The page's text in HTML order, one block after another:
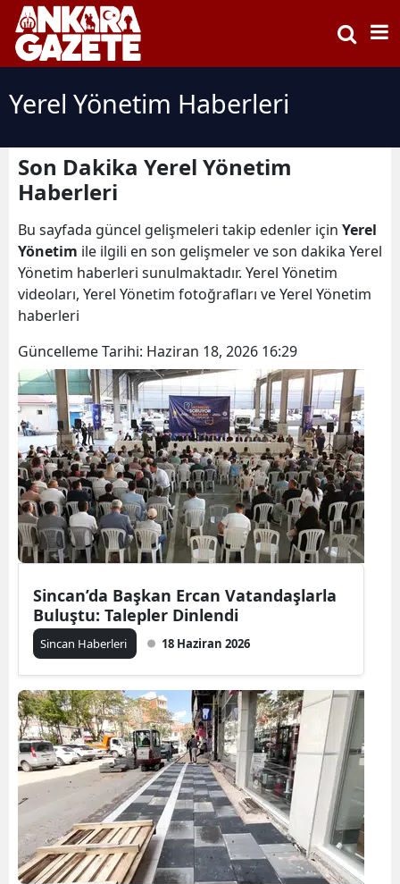
Yerel Yönetim Haberleri
Son Dakika Yerel Yönetim
Haberleri
Bu sayfada güncel gelişmeleri takip edenler için Yerel
Yönetim ile ilgili en son gelişmeler ve son dakika Yerel
Yönetim haberleri sunulmaktadır. Yerel Yönetim
videoları, Yerel Yönetim fotoğrafları ve Yerel Yönetim
haberleri
Güncelleme Tarihi: Haziran 18, 2026 16:29
Sincan’da Başkan Ercan Vatandaşlarla
Buluştu: Talepler Dinlendi
Sincan Haberleri 18 Haziran 2026